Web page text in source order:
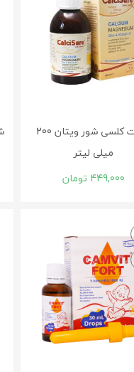
شربت کلسی شور ویتان 200
میلی لیتر
449,000 تومان